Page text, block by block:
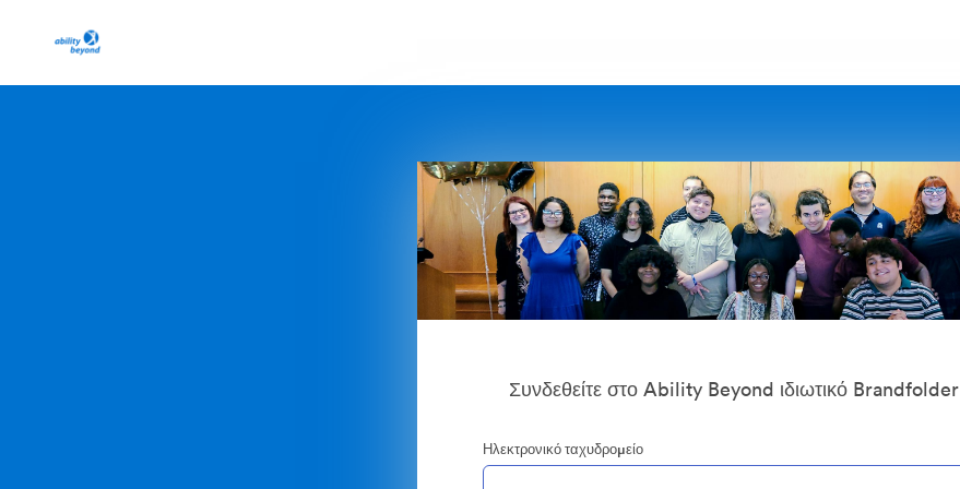
Συνδεθείτε στο Ability Beyond ιδιωτικό Brandfolder
Ηλεκτρονικό ταχυδρομείο